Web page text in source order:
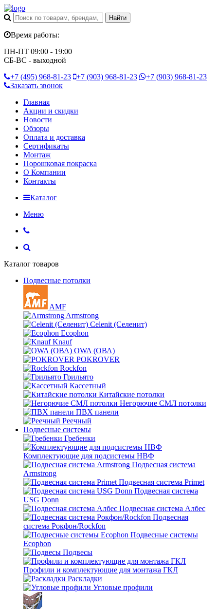
Время работы:
ПН-ПТ 09:00 - 19:00
СБ-ВС - выходной
+7 (495) 968-81-23 +7 (903) 968-81-23 +7 (903) 968-81-23
Заказать звонок
Главная
Акции и скидки
Новости
Обзоры
Оплата и доставка
Сертификаты
Монтаж
Порошковая покраска
О Компании
Контакты
Каталог
Меню
Каталог товаров
Подвесные потолки
AMF
Armstrong
Celenit (Селенит)
Ecophon
Knauf
OWA (ОВА)
POKROVER
Rockfon
Грильято
Кассетный
Китайские потолки
Негорючие СМЛ потолки
ПВХ панели
Реечный
Подвесные системы
Гребенки
Комплектующие для подсистемы НВФ
Подвесная система
Armstrong
Подвесная система Primet
Подвесная система
USG Donn
Подвесная система Албес
Подвесная
система Рокфон/Rockfon
Подвесные системы
Ecophon
Подвесы
Профили и комплектующие для монтажа ГКЛ
Раскладки
Угловые профили